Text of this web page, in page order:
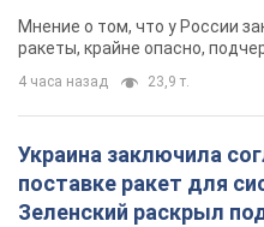
Мнение о том, что у России
ракеты, крайне опасно,
4 часа назад 23,9 т.
Украина заключила
поставке ракет для
Зеленский раскрыл